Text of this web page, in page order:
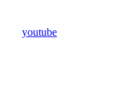
youtube